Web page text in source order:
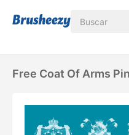
Free Coat Of Arms